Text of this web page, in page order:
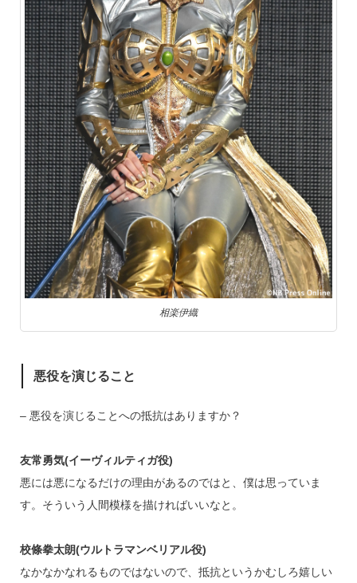
相楽伊織
悪役を演じること
– 悪役を演じることへの抵抗はありますか？
友常勇気(イーヴィルティガ役)
悪には悪になるだけの理由があるのではと、僕は思っていま
す。そういう人間模様を描ければいいなと。
校條拳太朗(ウルトラマンベリアル役)
なかなかなれるものではないので、抵抗というかむしろ嬉しい